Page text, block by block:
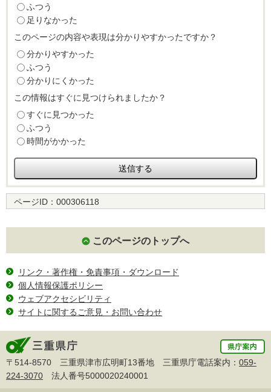
ふつう
足りなかった
このページの内容や表現は分かりやすかったですか？
分かりやすかった
ふつう
分かりにくかった
この情報はすぐに見つけられましたか？
すぐに見つかった
ふつう
時間がかかった
ページID： 000306118
このページのトップへ
リンク・著作権・免責事項・ダウンロード
個人情報保護ポリシー
ウェブアクセシビリティ
サイトに関するご意見・お問い合わせ
〒514-8570 三重県津市広明町13番地 三重県庁電話案内： 059-
224-3070 法人番号5000020240001